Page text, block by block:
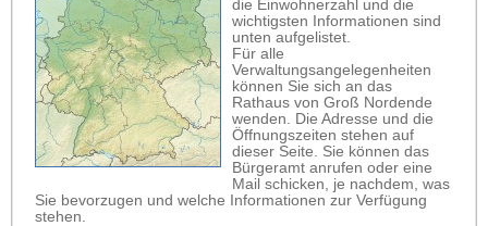
die Einwohnerzahl und die
wichtigsten Informationen sind
unten aufgelistet.
Für alle
Verwaltungsangelegenheiten
können Sie sich an das
Rathaus von Groß Nordende
wenden. Die Adresse und die
Öffnungszeiten stehen auf
dieser Seite. Sie können das
Bürgeramt anrufen oder eine
Mail schicken, je nachdem, was
Sie bevorzugen und welche Informationen zur Verfügung
stehen.